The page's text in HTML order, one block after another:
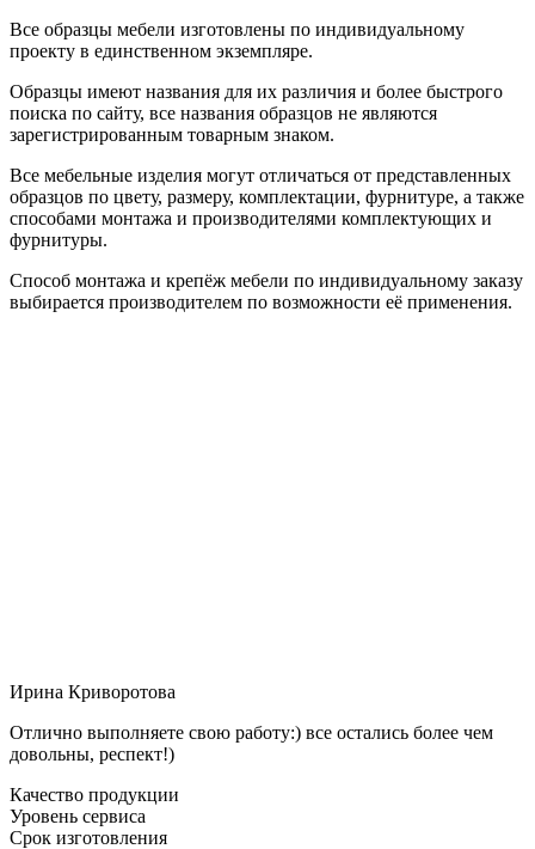
Все образцы мебели изготовлены по индивидуальному
проекту в единственном экземпляре.
Образцы имеют названия для их различия и более быстрого
поиска по сайту, все названия образцов не являются
зарегистрированным товарным знаком.
Все мебельные изделия могут отличаться от представленных
образцов по цвету, размеру, комплектации, фурнитуре, а также
способами монтажа и производителями комплектующих и
фурнитуры.
Способ монтажа и крепёж мебели по индивидуальному заказу
выбирается производителем по возможности её применения.
Ирина Криворотова
Отлично выполняете свою работу:) все остались более чем
довольны, респект!)
Качество продукции
Уровень сервиса
Срок изготовления